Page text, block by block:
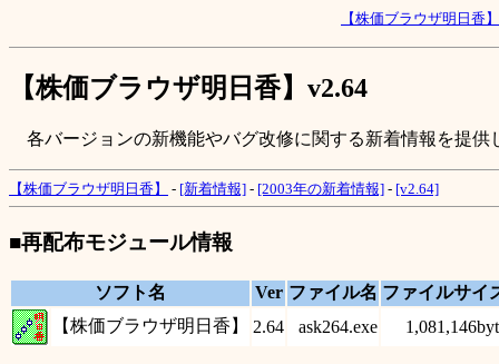
【株価ブラウザ明日香】
【株価ブラウザ明日香】v2.64
各バージョンの新機能やバグ改修に関する新着情報を提供
【株価ブラウザ明日香】 - [新着情報] - [2003年の新着情報] - [v2.64]
■再配布モジュール情報
ソフト名 Ver ファイル名 ファイルサイ
【株価ブラウザ明日香】
2.64 ask264.exe